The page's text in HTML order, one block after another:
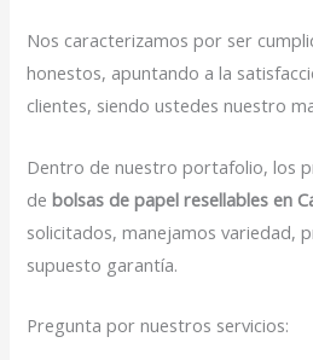
Nos caracterizamos por ser
honestos, apuntando a la
clientes, siendo ustedes nuestro
Dentro de nuestro portafolio, los
debolsas de papel resellables en
solicitados, manejamos variedad,
supuesto garantía.
Pregunta por nuestros servicios: